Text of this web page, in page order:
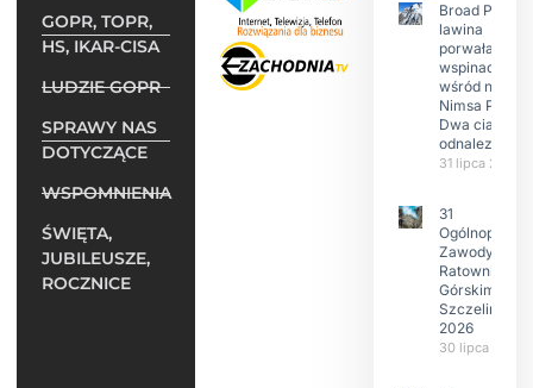
GOPR, TOPR,
HS, IKAR-CISA
LUDZIE GOPR
SPRAWY NAS
DOTYCZĄCE
WSPOMNIENIA
ŚWIĘTA,
JUBILEUSZE,
ROCZNICE
Broad Peak:
lawina
porwała 10
wspinaczy,
wśród nich
Nimsa Purję.
Dwa ciała
odnalezione.
31 lipca 2026
31
Ogólnopolskie
Zawody w
Ratownictwie
Górskim –
Szczeliniec
2026
30 lipca 2026